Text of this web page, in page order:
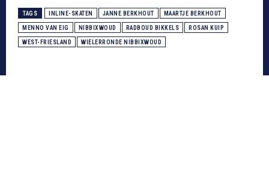
TAGS INLINE-SKATEN JANNE BERKHOUT MAARTJE BERKHOUT
MENNO VAN EIG NIBBIXWOUD RADBOUD BIKKELS ROSAN KUIP
WEST-FRIESLAND WIELERRONDE NIBBIXWOUD